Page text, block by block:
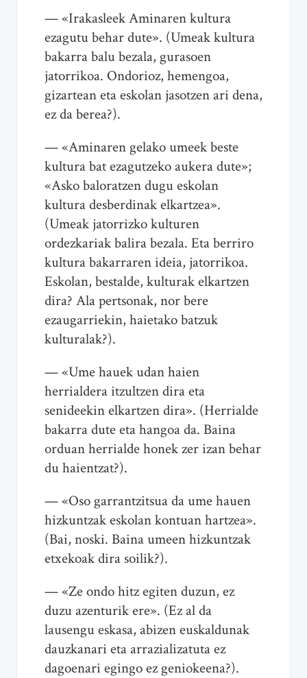
— «Irakasleek Aminaren kultura
ezagutu behar dute». (Umeak kultura
bakarra balu bezala, gurasoen
jatorrikoa. Ondorioz, hemengoa,
gizartean eta eskolan jasotzen ari dena,
ez da berea?).
— «Aminaren gelako umeek beste
kultura bat ezagutzeko aukera dute»;
«Asko baloratzen dugu eskolan
kultura desberdinak elkartzea».
(Umeak jatorrizko kulturen
ordezkariak balira bezala. Eta berriro
kultura bakarraren ideia, jatorrikoa.
Eskolan, bestalde, kulturak elkartzen
dira? Ala pertsonak, nor bere
ezaugarriekin, haietako batzuk
kulturalak?).
— «Ume hauek udan haien
herrialdera itzultzen dira eta
senideekin elkartzen dira». (Herrialde
bakarra dute eta hangoa da. Baina
orduan herrialde honek zer izan behar
du haientzat?).
— «Oso garrantzitsua da ume hauen
hizkuntzak eskolan kontuan hartzea».
(Bai, noski. Baina umeen hizkuntzak
etxekoak dira soilik?).
— «Ze ondo hitz egiten duzun, ez
duzu azenturik ere». (Ez al da
lausengu eskasa, abizen euskaldunak
dauzkanari eta arrazializatuta ez
dagoenari egingo ez geniokeena?).